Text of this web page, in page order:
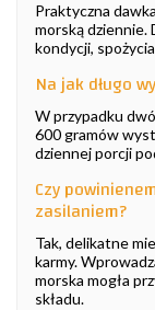
Praktyczna
morską dziennie.
kondycji,
Na jak długo
W przypadku
600 gramów
dziennej porcji
Czy
zasilaniem?
Tak, delikatne
karmy.
morska mogła
składu.